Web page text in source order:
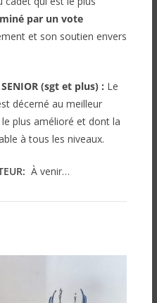
par un vote
et son soutien envers
SENIOR (sgt et plus) : Le
décerné au meilleur
plus amélioré et dont la
à tous les niveaux.
À venir…